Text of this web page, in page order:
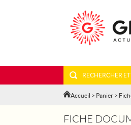
RECHERCHER
Accueil > Panier >
FICHE